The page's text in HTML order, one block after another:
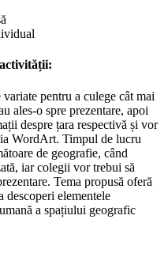
pentru a culege cât mai
ales-o spre prezentare, apoi
despre țara respectivă și vor
WordArt. Timpul de lucru
de geografie, când
iar colegii vor trebui să
Tema propusă oferă
descoperi elementele
a spațiului geografic